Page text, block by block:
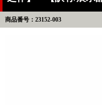
商品番号：23152-003